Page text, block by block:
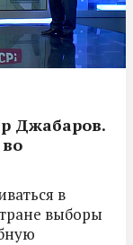
Джабаров.
в
выборы